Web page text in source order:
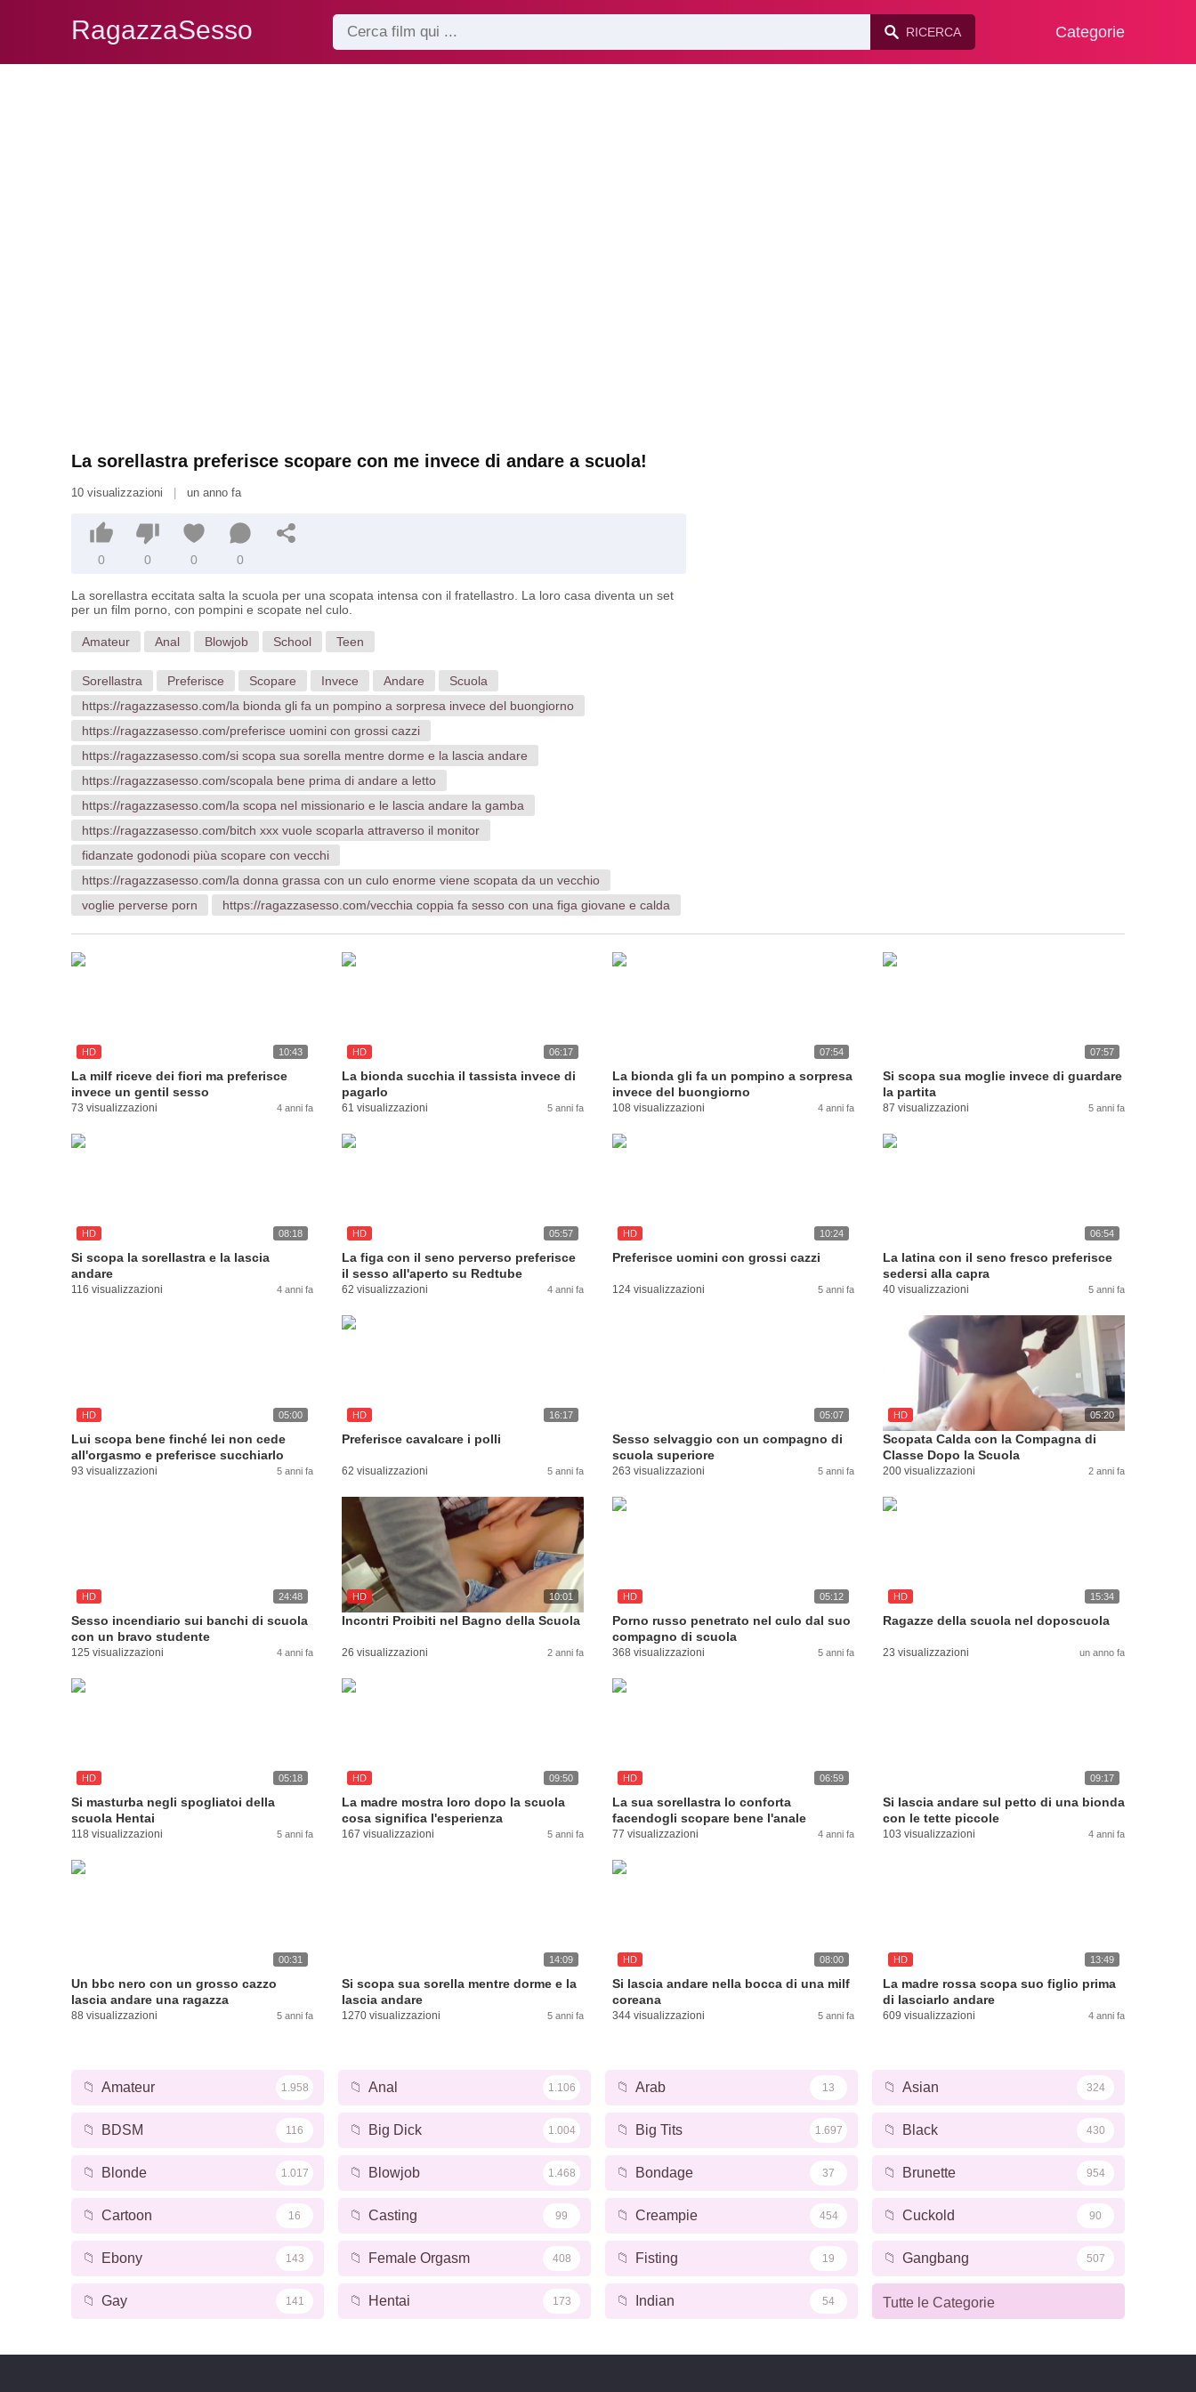
RagazzaSesso RICERCA Categorie
La sorellastra preferisce scopare con me invece di andare a scuola!
10 visualizzazioni un anno fa
0 0 0 0
La sorellastra eccitata salta la scuola per una scopata intensa con il fratellastro. La loro casa diventa un set
per un film porno, con pompini e scopate nel culo.
Amateur Anal Blowjob School Teen
Sorellastra Preferisce Scopare Invece Andare
Scuola
https://ragazzasesso.com/la bionda gli fa un pompino a sorpresa invece del buongiorno
https://ragazzasesso.com/preferisce uomini con grossi cazzi
https://ragazzasesso.com/si scopa sua sorella mentre dorme e la lascia andare
https://ragazzasesso.com/scopala bene prima di andare a letto
https://ragazzasesso.com/la scopa nel missionario e le lascia andare la gamba
https://ragazzasesso.com/bitch xxx vuole scoparla attraverso il monitor
fidanzate godonodi piùa scopare con vecchi
https://ragazzasesso.com/la donna grassa con un culo enorme viene scopata da un vecchio
voglie perverse porn
https://ragazzasesso.com/vecchia coppia fa sesso con una figa giovane e calda
HD 10:43
La milf riceve dei fiori ma preferisce
invece un gentil sesso
73 visualizzazioni 4 anni fa
HD 06:17
La bionda succhia il tassista invece di
pagarlo
61 visualizzazioni 5 anni fa
07:54
La bionda gli fa un pompino a sorpresa
invece del buongiorno
108 visualizzazioni 4 anni fa
07:57
Si scopa sua moglie invece di guardare
la partita
87 visualizzazioni 5 anni fa
HD 08:18
Si scopa la sorellastra e la lascia
andare
116 visualizzazioni 4 anni fa
HD 05:57
La figa con il seno perverso preferisce
il sesso all'aperto su Redtube
62 visualizzazioni 4 anni fa
HD 10:24
Preferisce uomini con grossi cazzi
124 visualizzazioni 5 anni fa
06:54
La latina con il seno fresco preferisce
sedersi alla capra
40 visualizzazioni 5 anni fa
HD 05:00
Lui scopa bene finché lei non cede
all'orgasmo e preferisce succhiarlo
93 visualizzazioni 5 anni fa
HD 16:17
Preferisce cavalcare i polli
62 visualizzazioni 5 anni fa
05:07
Sesso selvaggio con un compagno di
scuola superiore
263 visualizzazioni 5 anni fa
HD 05:20
Scopata Calda con la Compagna di
Classe Dopo la Scuola
200 visualizzazioni 2 anni fa
HD 24:48
Sesso incendiario sui banchi di scuola
con un bravo studente
125 visualizzazioni 4 anni fa
HD 10:01
Incontri Proibiti nel Bagno della Scuola
26 visualizzazioni 2 anni fa
HD 05:12
Porno russo penetrato nel culo dal suo
compagno di scuola
368 visualizzazioni 5 anni fa
HD 15:34
Ragazze della scuola nel doposcuola
23 visualizzazioni un anno fa
HD 05:18
Si masturba negli spogliatoi della
scuola Hentai
118 visualizzazioni 5 anni fa
HD 09:50
La madre mostra loro dopo la scuola
cosa significa l'esperienza
167 visualizzazioni 5 anni fa
HD 06:59
La sua sorellastra lo conforta
facendogli scopare bene l'anale
77 visualizzazioni 4 anni fa
09:17
Si lascia andare sul petto di una bionda
con le tette piccole
103 visualizzazioni 4 anni fa
00:31
Un bbc nero con un grosso cazzo
lascia andare una ragazza
88 visualizzazioni 5 anni fa
14:09
Si scopa sua sorella mentre dorme e la
lascia andare
1270 visualizzazioni 5 anni fa
HD 08:00
Si lascia andare nella bocca di una milf
coreana
344 visualizzazioni 5 anni fa
HD 13:49
La madre rossa scopa suo figlio prima
di lasciarlo andare
609 visualizzazioni 4 anni fa
📁 Amateur 1.958 📁 Anal 1.106 📁 Arab 13 📁 Asian 324
📁 BDSM 116 📁 Big Dick 1.004 📁 Big Tits 1.697 📁 Black 430
📁 Blonde 1.017 📁 Blowjob 1.468 📁 Bondage 37 📁 Brunette 954
📁 Cartoon 16 📁 Casting 99 📁 Creampie 454 📁 Cuckold 90
📁 Ebony 143 📁 Female Orgasm 408 📁 Fisting 19 📁 Gangbang 507
📁 Gay 141 📁 Hentai 173 📁 Indian 54 Tutte le Categorie